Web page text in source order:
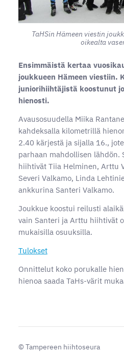
TaHSin Hämeen viestin
oikealta
Ensimmäistä kertaa
joukkueen Hämeen viestiin.
juniorihiihtäjistä koostunut
hienosti.
Avausosuudella Miika
kahdeksalla kilometrillä
2.40 kärjestä ja sijalla 16.,
parhaan mahdollisen lähdön.
hiihtivät Tiia Helminen, Arttu
Severi Valkamo, Linda
ankkurina Santeri Valkamo.
Joukkue koostui reilusti
vain Santeri ja Arttu hiihtivät
mukaisilla osuuksilla.
Tulokset
Onnittelut koko porukalle
hienoa saada TaHs-värit
© Tampereen hiihtoseura